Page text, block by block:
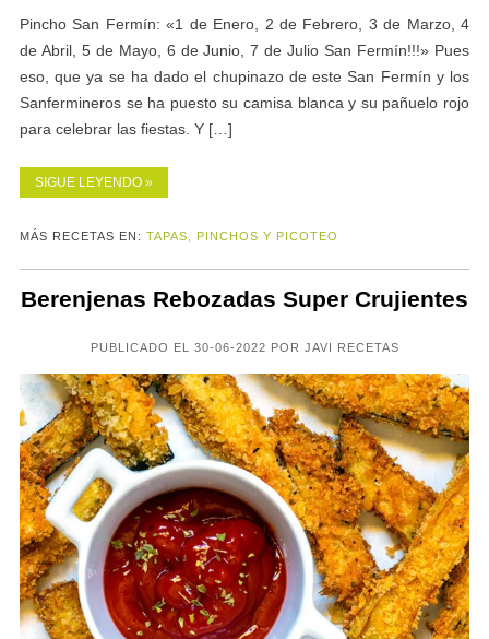
Pincho San Fermín: «1 de Enero, 2 de Febrero, 3 de Marzo, 4
de Abril, 5 de Mayo, 6 de Junio, 7 de Julio San Fermín!!!» Pues
eso, que ya se ha dado el chupinazo de este San Fermín y los
Sanfermineros se ha puesto su camisa blanca y su pañuelo rojo
para celebrar las fiestas. Y […]
SIGUE LEYENDO »
MÁS RECETAS EN: TAPAS, PINCHOS Y PICOTEO
Berenjenas Rebozadas Super Crujientes
PUBLICADO EL 30-06-2022 POR JAVI RECETAS